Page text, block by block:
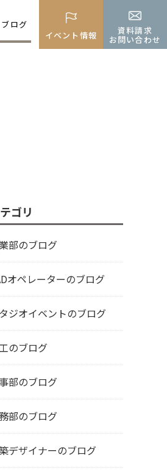
ブログ
イベント情報
資料請求
お問い合わせ
ゴリ
部のブログ
オペレーターのブログ
ジオイベントのブログ
のブログ
部のブログ
部のブログ
デザイナーのブログ